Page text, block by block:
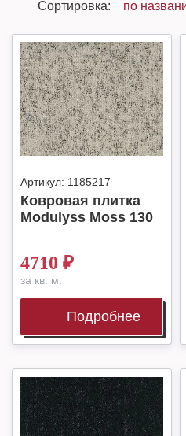
Сортировка: по
Артикул: 1185217
Ковровая плитка
Modulyss Moss 130
4710 ₽
за кв. м.
Подробнее